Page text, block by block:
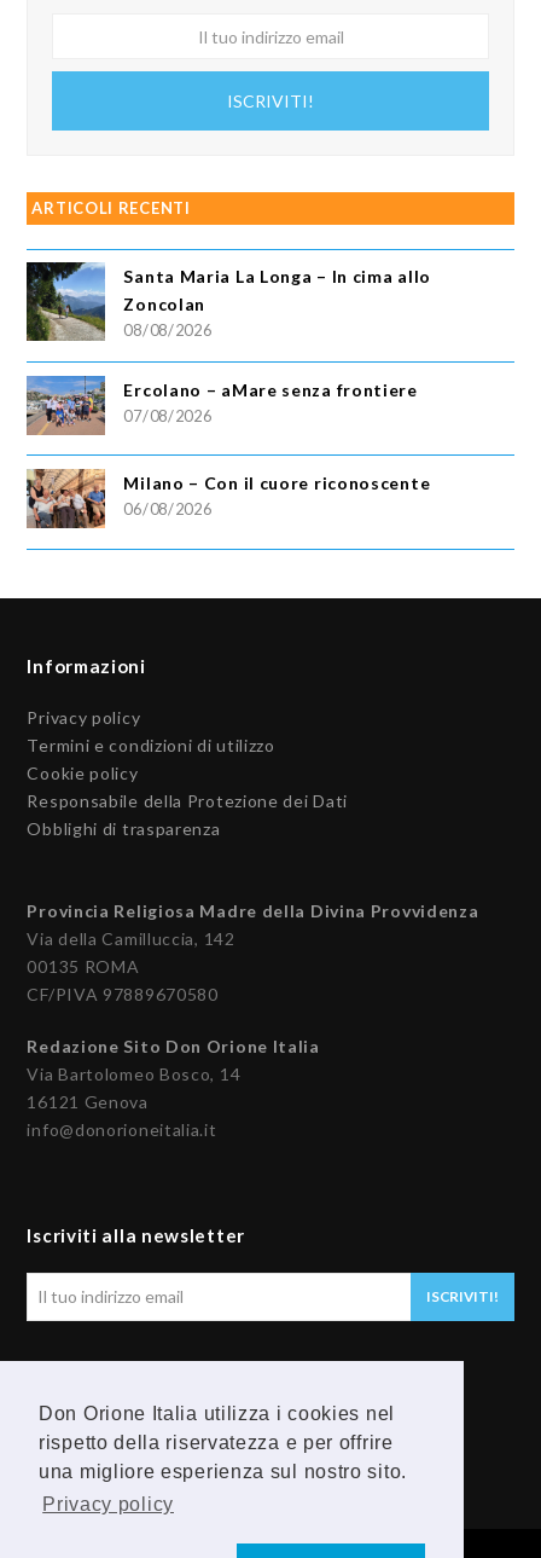
Don Orione Italia utilizza i cookies nel
rispetto della riservatezza e per offrire
una migliore esperienza sul nostro sito.
Privacy policy
ISCRIVITI!
ARTICOLI RECENTI
Santa Maria La Longa – In cima allo
Zoncolan
08/08/2026
Ercolano – aMare senza frontiere
07/08/2026
Milano – Con il cuore riconoscente
06/08/2026
Informazioni
Privacy policy
Termini e condizioni di utilizzo
Cookie policy
Responsabile della Protezione dei Dati
Obblighi di trasparenza
Provincia Religiosa Madre della Divina Provvidenza
Via della Camilluccia, 142
00135 ROMA
CF/PIVA 97889670580
Redazione Sito Don Orione Italia
Via Bartolomeo Bosco, 14
16121 Genova
info@donorioneitalia.it
Iscriviti alla newsletter
ISCRIVITI!
F
a
Y
o